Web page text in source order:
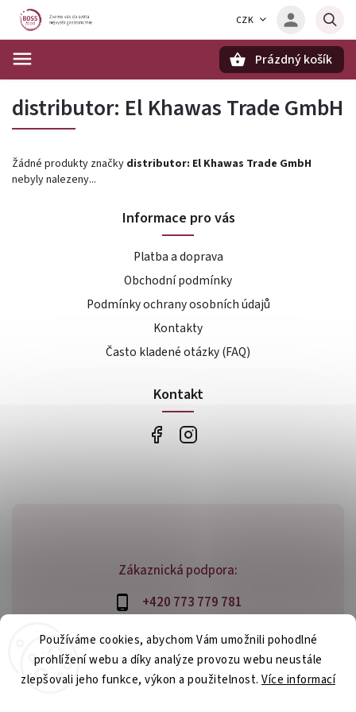
Používáme cookies, abychom Vám umožnili pohodlné
prohlížení webu a díky analýze provozu webu neustále
zlepšovali jeho funkce, výkon a použitelnost. Více informací
CZK
Prázdný košík
distributor: El Khawas Trade GmbH
Žádné produkty značky distributor: El Khawas Trade GmbH
nebyly nalezeny...
Zákaznická podpora:
+420 773 779 781
info@bossfood.cz
Informace pro vás
Platba a doprava
Obchodní podmínky
Podmínky ochrany osobních údajů
Kontakty
Často kladené otázky (FAQ)
Kontakt